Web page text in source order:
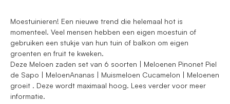
Moestuinieren! Een nieuwe trend die helemaal hot is
momenteel. Veel mensen hebben een eigen moestuin of
gebruiken een stukje van hun tuin of balkon om eigen
groenten en fruit te kweken.
Deze Meloen zaden set van 6 soorten | Meloenen Pinonet Piel
de Sapo | MeloenAnanas | Muismeloen Cucamelon | Meloenen
groeit . Deze wordt maximaal hoog. Lees verder voor meer
informatie.